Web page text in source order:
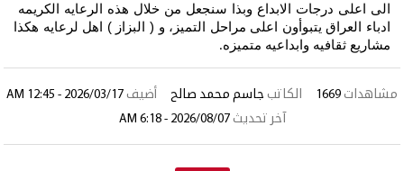
الى اعلى درجات الابداع وبذا سنجعل من خلال هذه الرعايه الكريمه
ادباء العراق يتبوأون اعلى مراحل التميز، و ( البزاز ) اهل لرعايه هكذا
مشاريع ثقافيه وابداعيه متميزه.
مشاهدات 1669 الكاتب جاسم محمد صالح أضيف 2026/03/17 - 12:45 AM
آخر تحديث 2026/08/07 - 6:18 AM